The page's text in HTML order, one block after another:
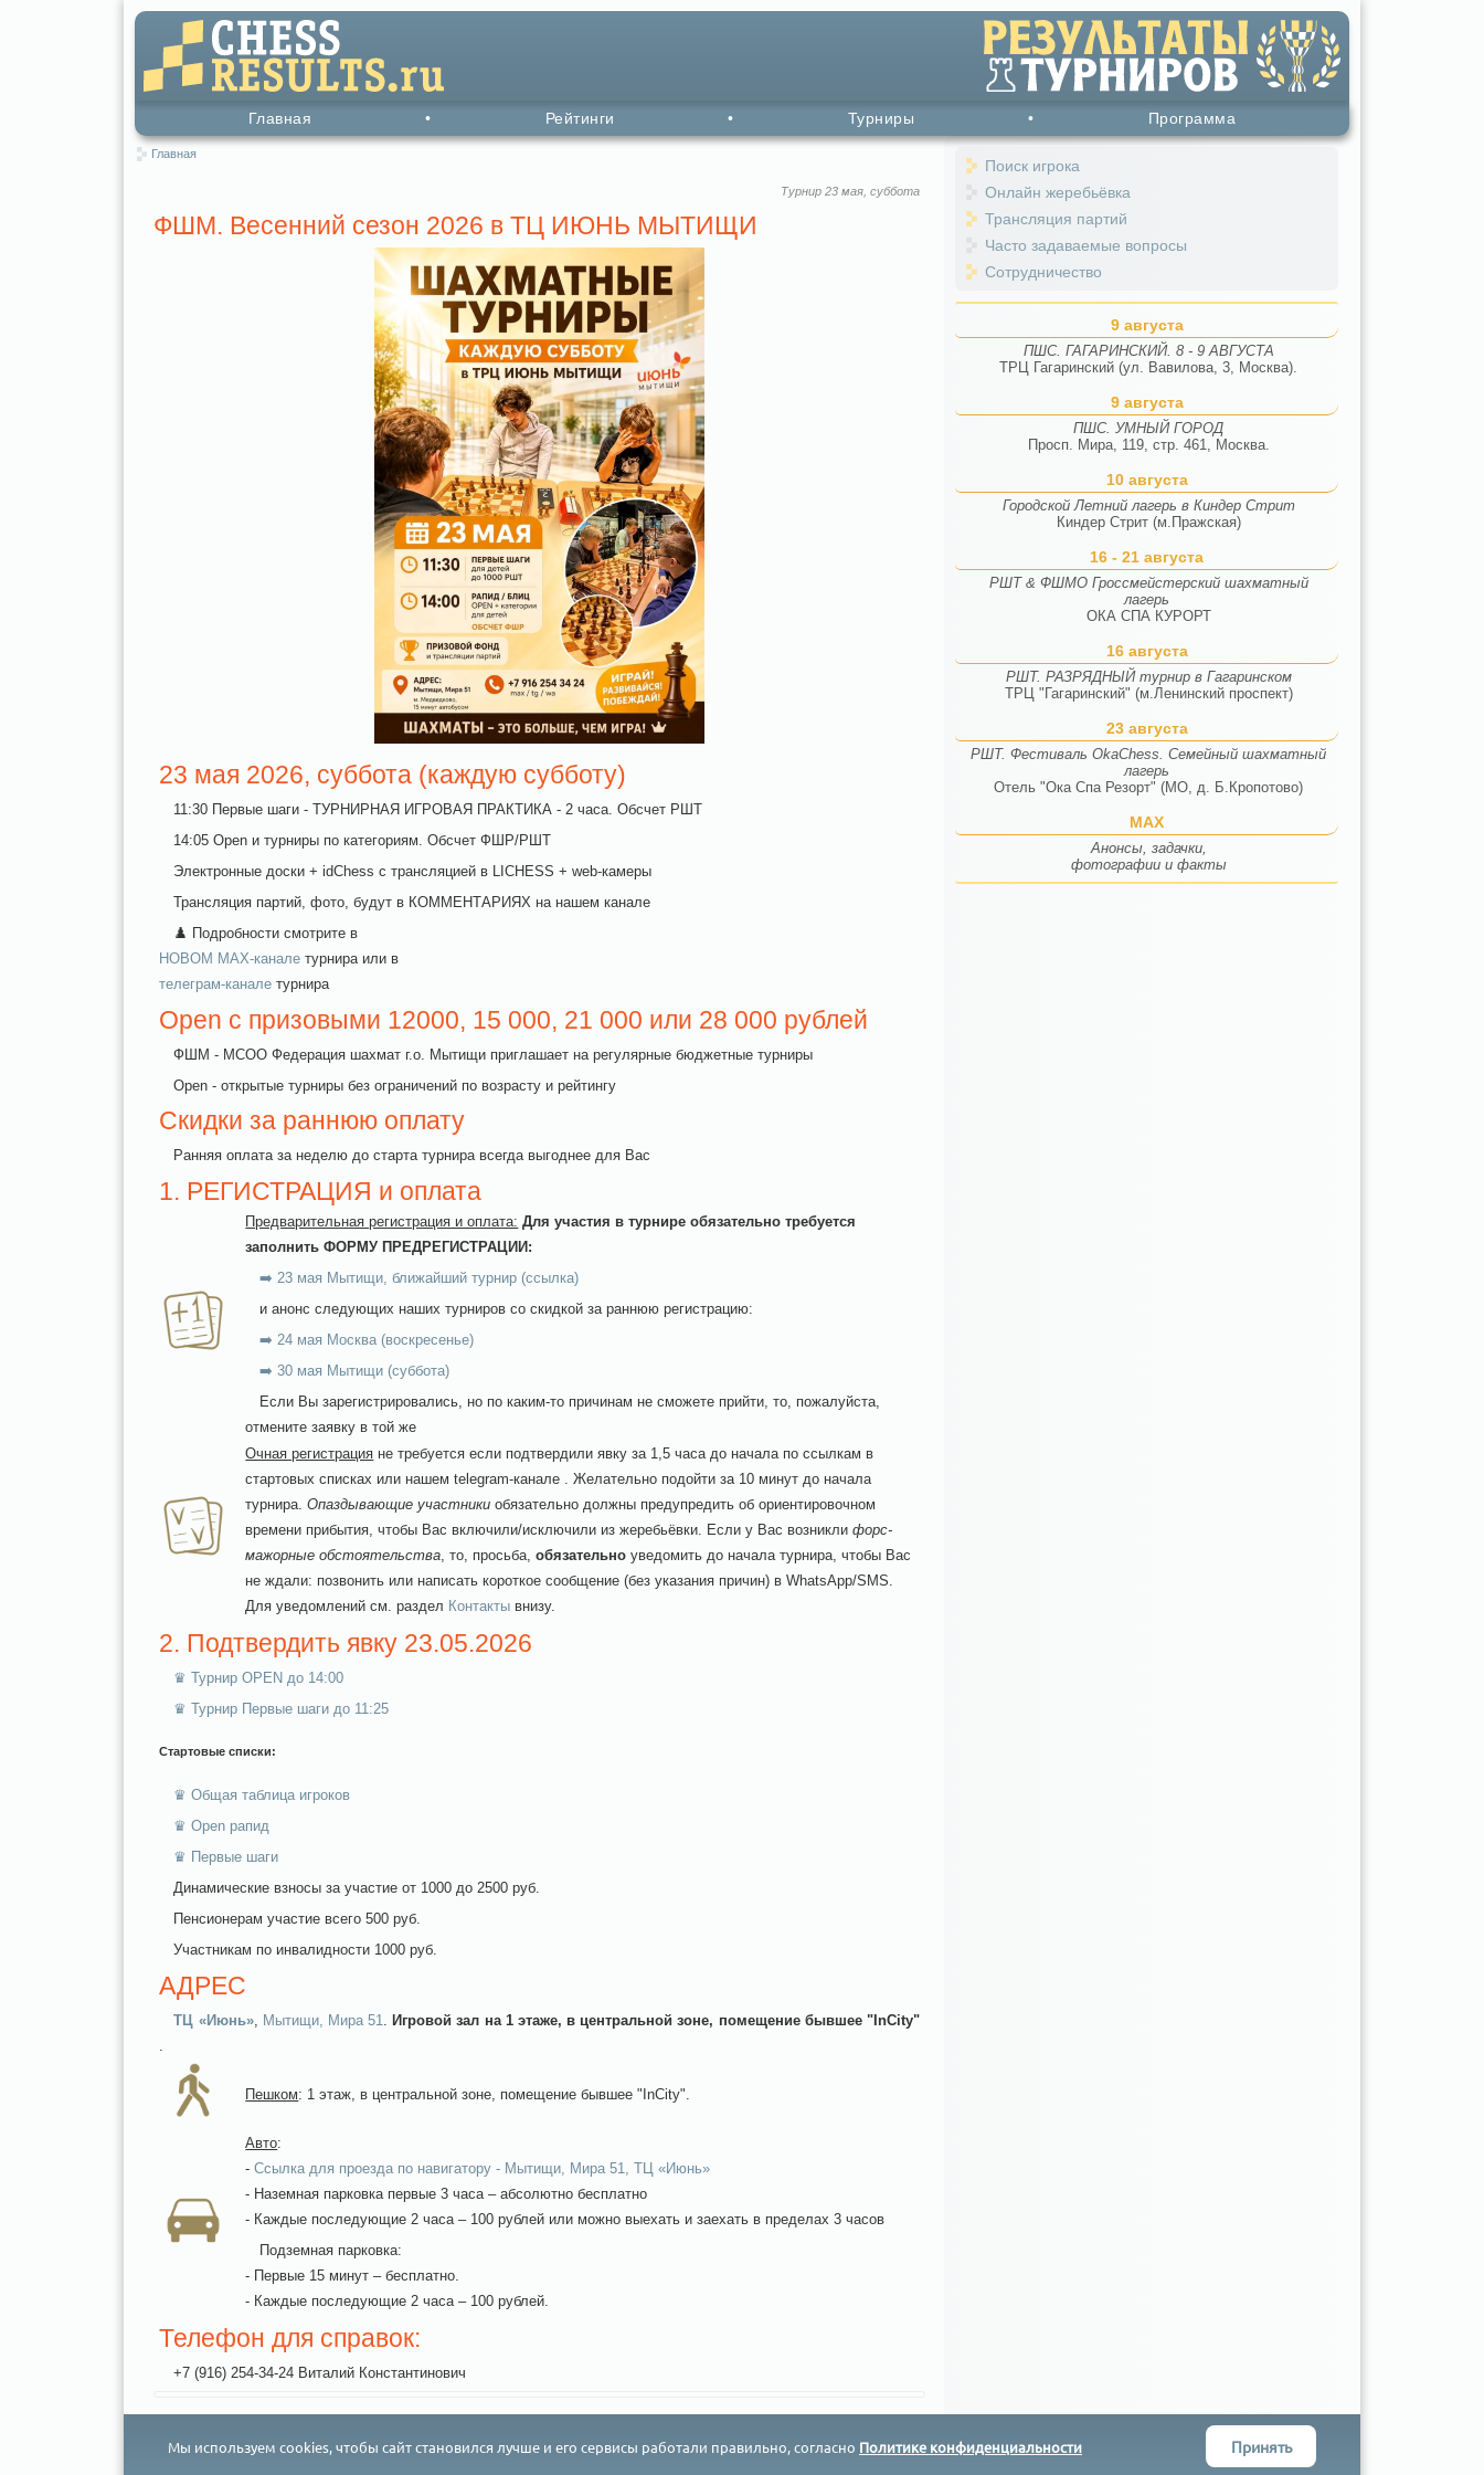
Главная • Рейтинги • Турниры • Программа
Главная
Турнир 23 мая, суббота
ФШМ. Весенний сезон 2026 в ТЦ ИЮНЬ МЫТИЩИ
23 мая 2026, суббота (каждую субботу)
11:30 Первые шаги - ТУРНИРНАЯ ИГРОВАЯ ПРАКТИКА - 2 часа. Обсчет РШТ
14:05 Open и турниры по категориям. Обсчет ФШР/РШТ
Электронные доски + idChess с трансляцией в LICHESS + web-камеры
Трансляция партий, фото, будут в КОММЕНТАРИЯХ на нашем канале
♟️ Подробности смотрите в
НОВОМ MAX-каналетурнира или в
телеграм-каналетурнира
Open с призовыми 12000, 15 000, 21 000 или 28 000 рублей
ФШМ - МСОО Федерация шахмат г.о. Мытищи приглашает на регулярные бюджетные турниры
Open - открытые турниры без ограничений по возрасту и рейтингу
Скидки за раннюю оплату
Ранняя оплата за неделю до старта турнира всегда выгоднее для Вас
1. РЕГИСТРАЦИЯ и оплата
Предварительная регистрация и оплата: Для участия в турнире обязательно требуется
заполнить ФОРМУ ПРЕДРЕГИСТРАЦИИ:
➡️ 23 мая Мытищи, ближайший турнир (ссылка)
и анонс следующих наших турниров со скидкой за раннюю регистрацию:
➡️ 24 мая Москва (воскресенье)
➡️ 30 мая Мытищи (суббота)
Если Вы зарегистрировались, но по каким-то причинам не сможете прийти, то, пожалуйста,
отмените заявку в той же
Очная регистрация не требуется если подтвердили явку за 1,5 часа до начала по ссылкам в
стартовых списках или нашем telegram-канале . Желательно подойти за 10 минут до начала
турнира.Опаздывающие участники обязательно должны предупредить об ориентировочном
времени прибытия, чтобы Вас включили/исключили из жеребьёвки. Если у Вас возниклифорс-
мажорные обстоятельства, то, просьба,обязательно уведомить до начала турнира, чтобы Вас
не ждали: позвонить или написать короткое сообщение (без указания причин) в WhatsApp/SMS.
Для уведомлений см. раздел Контакты внизу.
2. Подтвердить явку 23.05.2026
♛ Турнир OPEN до 14:00
♛ Турнир Первые шаги до 11:25
Стартовые списки:
♛ Общая таблица игроков
♛ Open рапид
♛ Первые шаги
Динамические взносы за участие от 1000 до 2500 руб.
Пенсионерам участие всего 500 руб.
Участникам по инвалидности 1000 руб.
АДРЕС
ТЦ «Июнь», Мытищи, Мира 51
Игровой зал на 1 этаже, в центральной зоне, помещение бывшее "InCity"
Пешком: 1 этаж, в центральной зоне, помещение бывшее "InCity".
Авто:
-Ссылка для проезда по навигатору - Мытищи, Мира 51, ТЦ «Июнь»
- Наземная парковка первые 3 часа – абсолютно бесплатно
- Каждые последующие 2 часа – 100 рублей или можно выехать и заехать в пределах 3 часов
Подземная парковка:
- Первые 15 минут – бесплатно.
- Каждые последующие 2 часа – 100 рублей.
Телефон для справок:
+7 (916) 254-34-24 Виталий Константинович
Поиск игрока
Онлайн жеребьёвка
Трансляция партий
Часто задаваемые вопросы
Сотрудничество
9 августа
ПШС. ГАГАРИНСКИЙ. 8 - 9 АВГУСТА
ТРЦ Гагаринский (ул. Вавилова, 3, Москва).
9 августа
ПШС. УМНЫЙ ГОРОД
Просп. Мира, 119, стр. 461, Москва.
10 августа
Городской Летний лагерь в Киндер Стрит
Киндер Стрит (м.Пражская)
16 - 21 августа
РШТ & ФШМО Гроссмейстерский шахматный
лагерь
ОКА СПА КУРОРТ
16 августа
РШТ. РАЗРЯДНЫЙ турнир в Гагаринском
ТРЦ "Гагаринский" (м.Ленинский проспект)
23 августа
РШТ. Фестиваль OkaChess. Семейный шахматный
лагерь
Отель "Ока Спа Резорт" (МО, д. Б.Кропотово)
MAX
Анонсы, задачки,
фотографии и факты
Мы используем cookies, чтобы сайт становился лучше и его сервисы работали правильно, согласно Политике конфиденциальности Принять